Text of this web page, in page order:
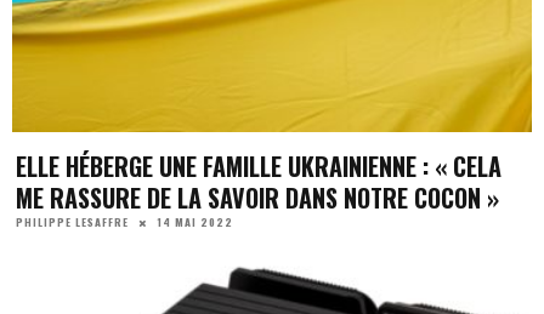
ELLE HÉBERGE UNE FAMILLE UKRAINIENNE : « CELA
ME RASSURE DE LA SAVOIR DANS NOTRE COCON »
PHILIPPE LESAFFRE 14 MAI 2022